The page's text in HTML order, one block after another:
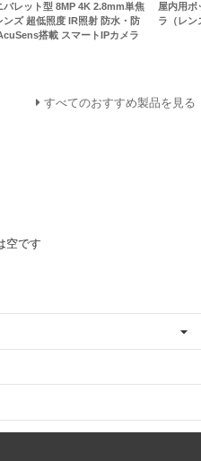
バレット型 8MP 4K 2.8mm単焦
ンズ 超低照度 IR照射 防水・防
搭載 スマートIPカメラ
屋内用ボ
ラ（レン
すべてのおすすめ製品を見る
空です